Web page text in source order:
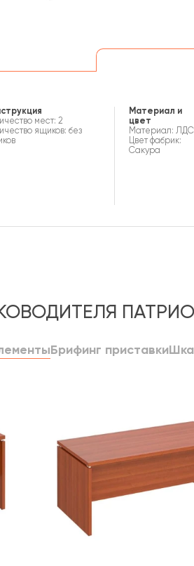
мест: 2
ящиков: без
Материал и
цвет
Материал:
Цвет фабрик:
Сакура
Брифинг приставки